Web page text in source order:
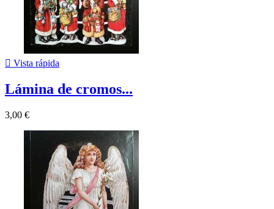
 Vista rápida
Lámina de cromos...
3,00 €